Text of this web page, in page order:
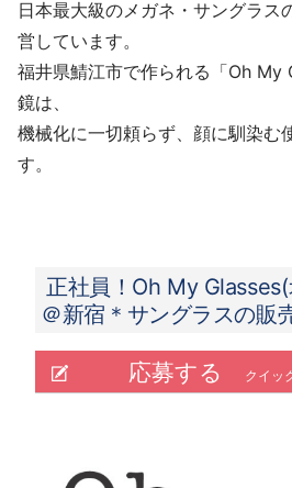
日本最大級のメガネ・サングラス
営しています。
福井県鯖江市で作られる「Oh My
鏡は、
機械化に一切頼らず、顔に馴染む
す。
正社員！Oh My
＠新宿＊サングラスの販
応募する クイッ